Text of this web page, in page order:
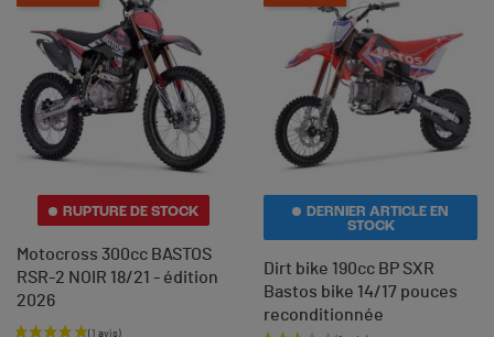
RUPTURE DE STOCK
Motocross 300cc BASTOS
RSR-2 NOIR 18/21 - édition
2026
DERNIER ARTICLE EN
STOCK
Dirt bike 190cc BP SXR
Bastos bike 14/17 pouces
reconditionnée